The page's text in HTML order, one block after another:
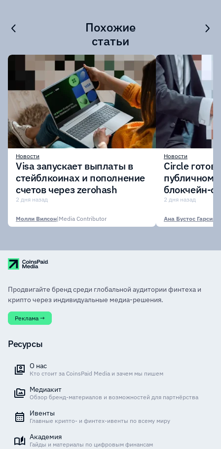
Похожие
статьи
Новости
Visa запускает выплаты в
стейблкоинах и пополнение
счетов через zerohash
2 дня назад
Молли Вилсон|Media Contributor
Новости
Circle
публичному
блокчейн-
участии
2 дня назад
Ана Бустос Гарсия
Продвигайте бренд среди глобальной аудитории финтеха и
крипто через индивидуальные медиа-решения.
Реклама →
Ресурсы
О нас
Кто стоит за CoinsPaid Media и зачем мы пишем
Медиакит
Обзор бренд-материалов и возможностей для партнёрства
Ивенты
Главные крипто- и финтех-ивенты по всему миру
Академия
Гайды и материалы по цифровым финансам